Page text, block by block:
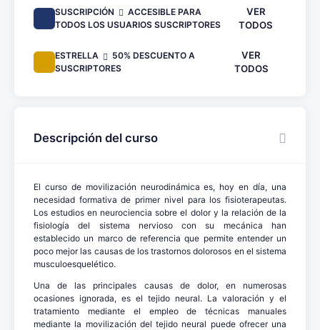
SUSCRIPCIÓN
ACCESIBLE PARA
TODOS LOS USUARIOS SUSCRIPTORES
VER
TODOS
ESTRELLA
50% DESCUENTO A
SUSCRIPTORES
VER
TODOS
Descripción del curso
El curso de movilización neurodinámica es, hoy en día, una
necesidad formativa de primer nivel para los fisioterapeutas.
Los estudios en neurociencia sobre el dolor y la relación de la
fisiología del sistema nervioso con su mecánica han
establecido un marco de referencia que permite entender un
poco mejor las causas de los trastornos dolorosos en el sistema
musculoesquelético.
Una de las principales causas de dolor, en numerosas
ocasiones ignorada, es el tejido neural. La valoración y el
tratamiento mediante el empleo de técnicas manuales
mediante la movilización del tejido neural puede ofrecer una